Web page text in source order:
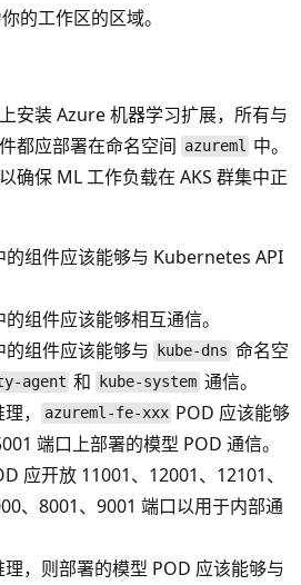
的工作区的区域。
安装 Azure 机器学习扩展，所有与
都应部署在命名空间 azureml 中。
确保 ML 工作负载在 AKS 群集中正
的组件应该能够与 Kubernetes API
组件应该能够相互通信。
的组件应该能够与 kube-dns 命名空
agent 和 kube-system 通信。
，
azureml-fe-xxx POD 应该能够
端口上部署的模型 POD 通信。
应开放 11001、12001、12101、
、8001、9001 端口以用于内部通
，则部署的模型 POD 应该能够与